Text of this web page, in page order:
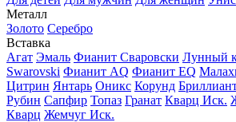
Металл
Золото Серебро
Вставка
Агат Эмаль Фианит Сваровски Лунный
Swarovski Фианит AQ Фианит EQ
Цитрин Янтарь Оникс Корунд
Рубин Сапфир Топаз Гранат Кварц Иск.
Кварц Жемчуг Иск.